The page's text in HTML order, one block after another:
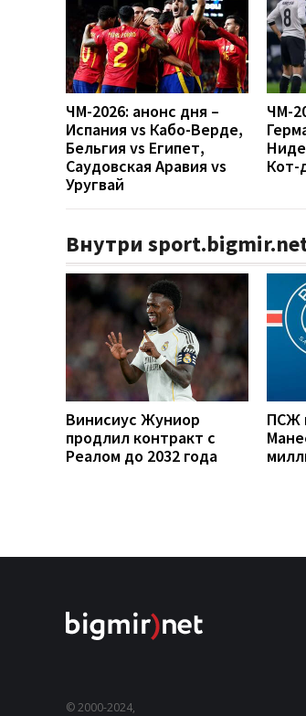
ЧМ-2026: анонс дня –
Испания vs Кабо-Верде,
Бельгия vs Египет,
Саудовская Аравия vs
Уругвай
ЧМ-
Кот-
Внутри
Винисиус Жуниор
продлил контракт с
Реалом до 2032 года
ПСЖ
© 2000-2024,